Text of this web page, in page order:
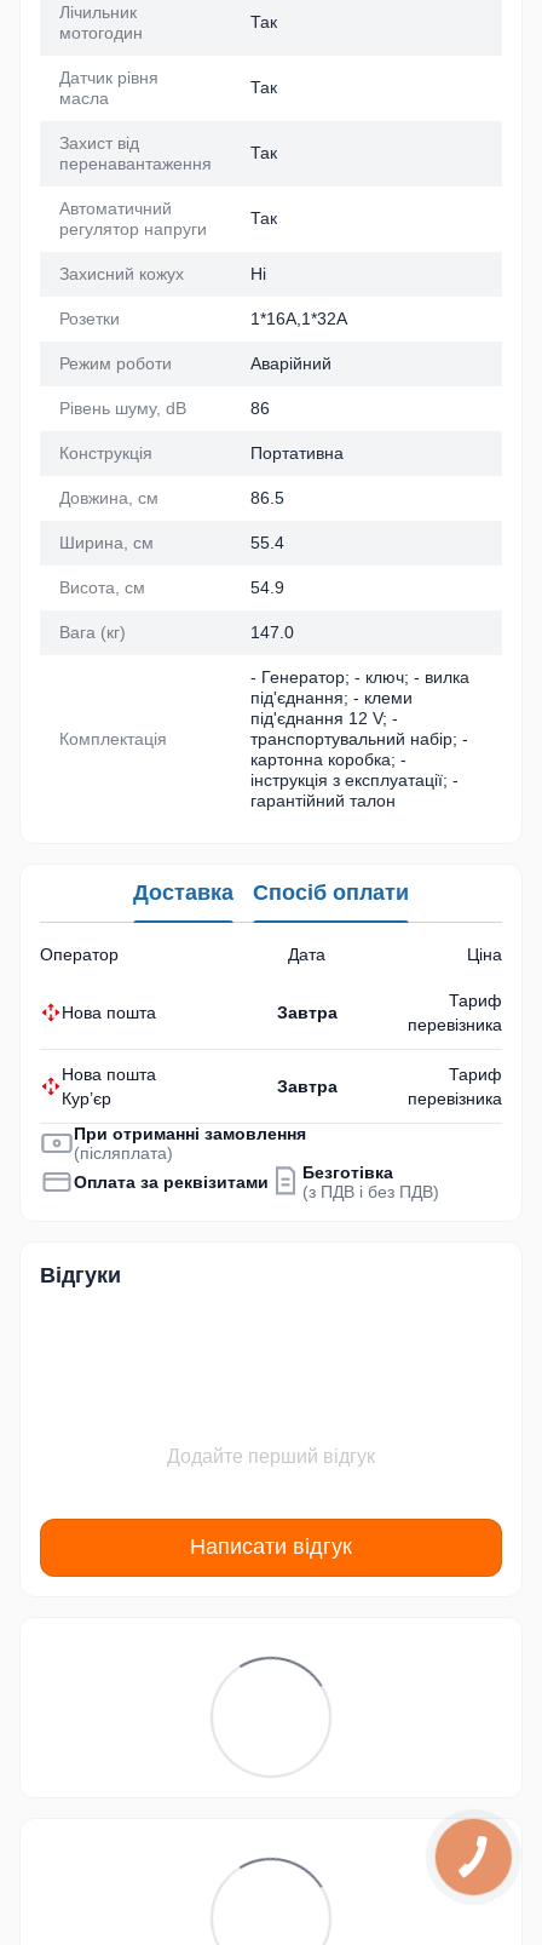
Лічильник
мотогодин
Так
Датчик рівня
масла
Так
Захист від
перенавантаження
Так
Автоматичний
регулятор напруги
Так
Захисний кожух Ні
Розетки 1*16A,1*32A
Режим роботи Аварійний
Рівень шуму, dB 86
Конструкція Портативна
Довжина, см 86.5
Ширина, см 55.4
Висота, см 54.9
Вага (кг) 147.0
Комплектація
- Генератор; - ключ; - вилка
під'єднання; - клеми
під'єднання 12 V; -
транспортувальний набір; -
картонна коробка; -
інструкція з експлуатації; -
гарантійний талон
Доставка Спосіб оплати
Оператор Дата Ціна
Нова пошта Завтра
Тариф
перевізника
Нова пошта
Кур’єр
Завтра
Тариф
перевізника
При отриманні замовлення
(післяплата)
Оплата за реквізитами
Безготівка
(з ПДВ і без ПДВ)
Відгуки
Додайте перший відгук
Написати відгук